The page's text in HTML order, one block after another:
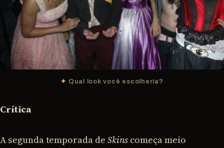
Qual look você escolheria?
Crítica
A segunda temporada de Skins começa meio